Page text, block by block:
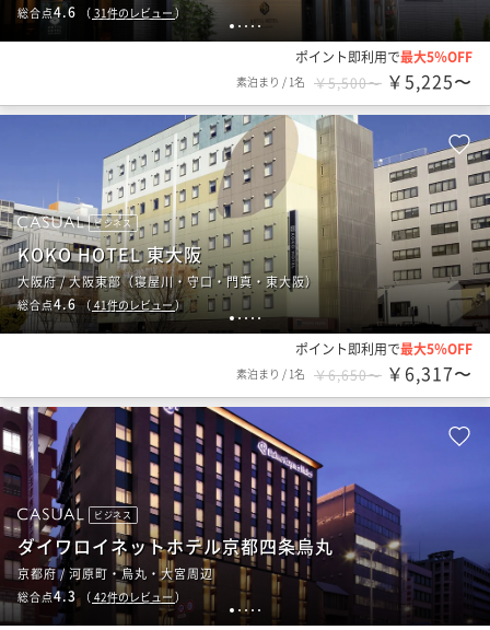
1 2 3 4 5
総合点4.6 （ 31件のレビュー）
ポイント即利用で最大5％OFF
素泊まり / 1名 ￥5,500〜 ￥5,225〜
12345
ビジネス
KOKO HOTEL 東大阪
大阪府 / 大阪東部（寝屋川・守口・門真・東大阪）
総合点4.6（ 41件のレビュー）
ポイント即利用で最大5％OFF
素泊まり / 1名 ￥6,650〜 ￥6,317〜
1 234 5
ビジネス
ダイワロイネットホテル京都四条烏丸
京都府 / 河原町・烏丸・大宮周辺
総合点4.3（ 42件のレビュー）